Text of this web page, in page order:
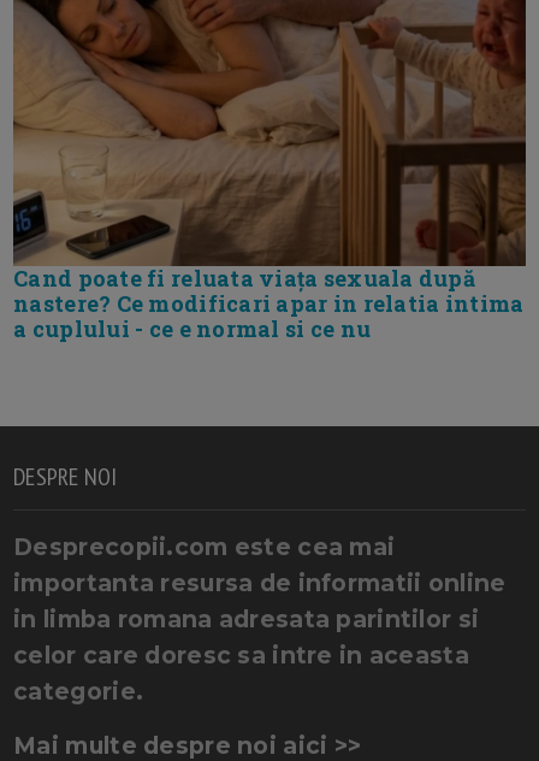
Cand poate fi reluata viața sexuala după
nastere? Ce modificari apar in relatia intima
a cuplului - ce e normal si ce nu
DESPRE NOI
Desprecopii.com este cea mai
importanta resursa de informatii online
in limba romana adresata parintilor si
celor care doresc sa intre in aceasta
categorie.
Mai multe despre noi aici >>